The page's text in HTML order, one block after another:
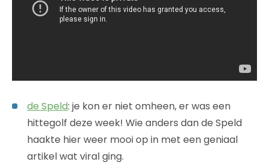
de Speld: je kon er niet omheen, er was een
hittegolf deze week! Wie anders dan de Speld
haakte hier weer mooi op in met een geniaal
artikel wat viral ging.